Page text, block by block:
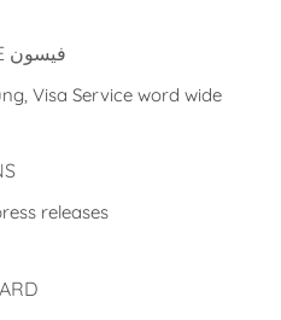
VISA SERVICE فيسون
Visa Service word wide
releases